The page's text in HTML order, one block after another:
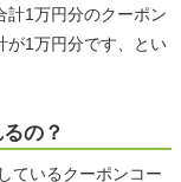
計1万円分のクーポン
が1万円分です、とい
の？
ているクーポンコー